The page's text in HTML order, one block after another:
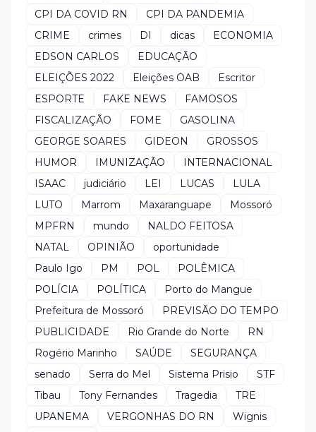
CPI DA COVID RN
CPI DA PANDEMIA
CRIME
crimes DI dicas
ECONOMIA
EDSON CARLOS
EDUCAÇÃO
ELEIÇÕES 2022
Eleições OAB
Escritor
ESPORTE
FAKE NEWS
FAMOSOS
FISCALIZAÇÃO
FOME
GASOLINA
GEORGE SOARES
GIDEON
GROSSOS
HUMOR
IMUNIZAÇÃO
INTERNACIONAL
ISAAC
judiciário LEI LUCAS
LULA
LUTO
Marrom Maxaranguape
Mossoró
MPFRN
mundo
NALDO FEITOSA
NATAL
OPINIÃO
oportunidade
Paulo Igo
PM POL
POLÊMICA
POLÍCIA
POLÍTICA
Porto do Mangue
Prefeitura de Mossoró
PREVISÃO DO TEMPO
PUBLICIDADE
Rio Grande do Norte
RN
Rogério Marinho
SAÚDE
SEGURANÇA
senado
Serra do Mel Sistema Prisio
STF
Tibau
Tony Fernandes Tragedia
TRE
UPANEMA
VERGONHAS DO RN
Wignis